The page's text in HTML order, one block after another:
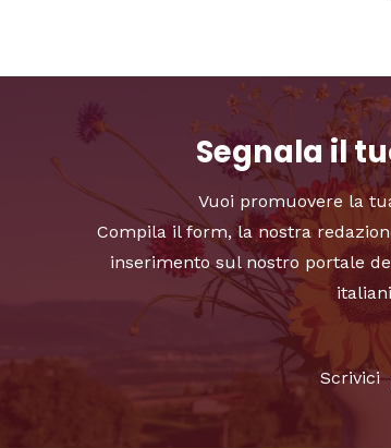
Segnala il
Vuoi promuovere la
Compila il form, la nostra
inserimento sul nostro portale
Scrivici